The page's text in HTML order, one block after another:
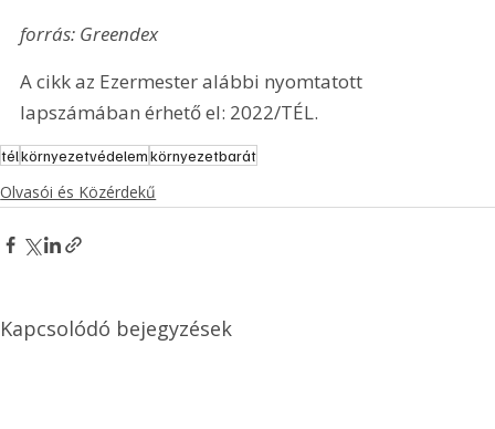
forrás: Greendex
A cikk az Ezermester alábbi nyomtatott
lapszámában érhető el: 2022/TÉL.
télkörnyezetvédelemkörnyezetbarát
Olvasói és Közérdekű
Kapcsolódó bejegyzések